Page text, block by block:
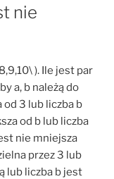
nie
). Ile jest par
a, b należą do
od 3 lub liczba b
od b lub liczba
nie mniejsza
przez 3 lub
lub liczba b jest